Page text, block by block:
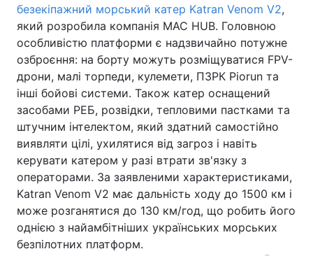
безекіпажний морський катер Katran Venom V2,
який розробила компанія MAC HUB. Головною
особливістю платформи є надзвичайно потужне
озброєння: на борту можуть розміщуватися FPV-
дрони, малі торпеди, кулемети, ПЗРК Piorun та
інші бойові системи. Також катер оснащений
засобами РЕБ, розвідки, тепловими пастками та
штучним інтелектом, який здатний самостійно
виявляти цілі, ухилятися від загроз і навіть
керувати катером у разі втрати зв'язку з
операторами. За заявленими характеристиками,
Katran Venom V2 має дальність ходу до 1500 км і
може розганятися до 130 км/год, що робить його
однією з найамбітніших українських морських
безпілотних платформ.